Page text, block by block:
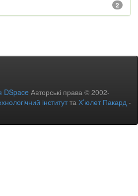
2
DSpace Авторські права © 2002-
інститутта Х’юлет Пакард -